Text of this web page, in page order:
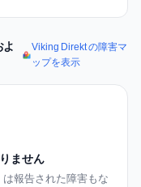
Viking Direkt の障害マ
ップを表示
ません
報告された障害もな